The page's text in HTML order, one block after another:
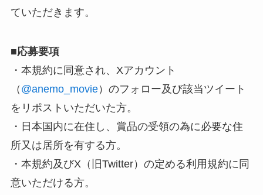
ていただきます。
■応募要項
・本規約に同意され、Xアカウント
（ @anemo_movie）のフォロー及び該当ツイート
をリポストいただいた方。
・日本国内に在住し、賞品の受領の為に必要な住
所又は居所を有する方。
・本規約及びX（旧Twitter）の定める利用規約に同
意いただける方。